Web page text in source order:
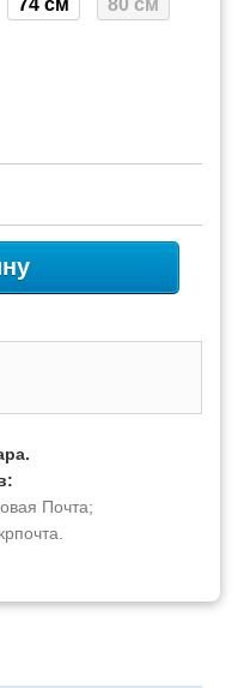
74 см
80 см
Почта;